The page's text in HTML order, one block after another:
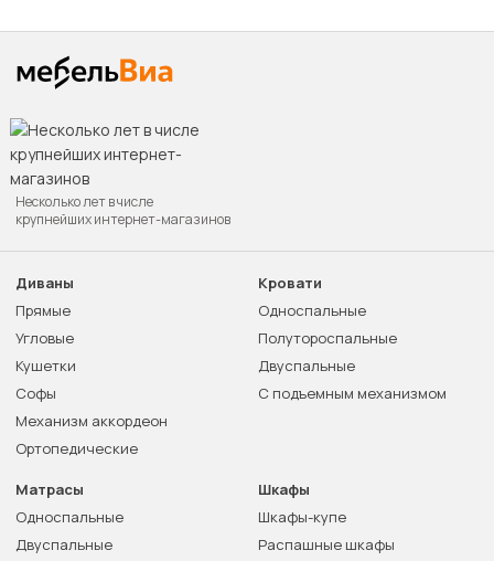
Несколько лет в числе
крупнейших интернет-магазинов
Диваны
Прямые
Угловые
Кушетки
Софы
Механизм аккордеон
Ортопедические
Кровати
Односпальные
Полутороспальные
Двуспальные
С подъемным механизмом
Матрасы
Односпальные
Двуспальные
Шкафы
Шкафы-купе
Распашные шкафы